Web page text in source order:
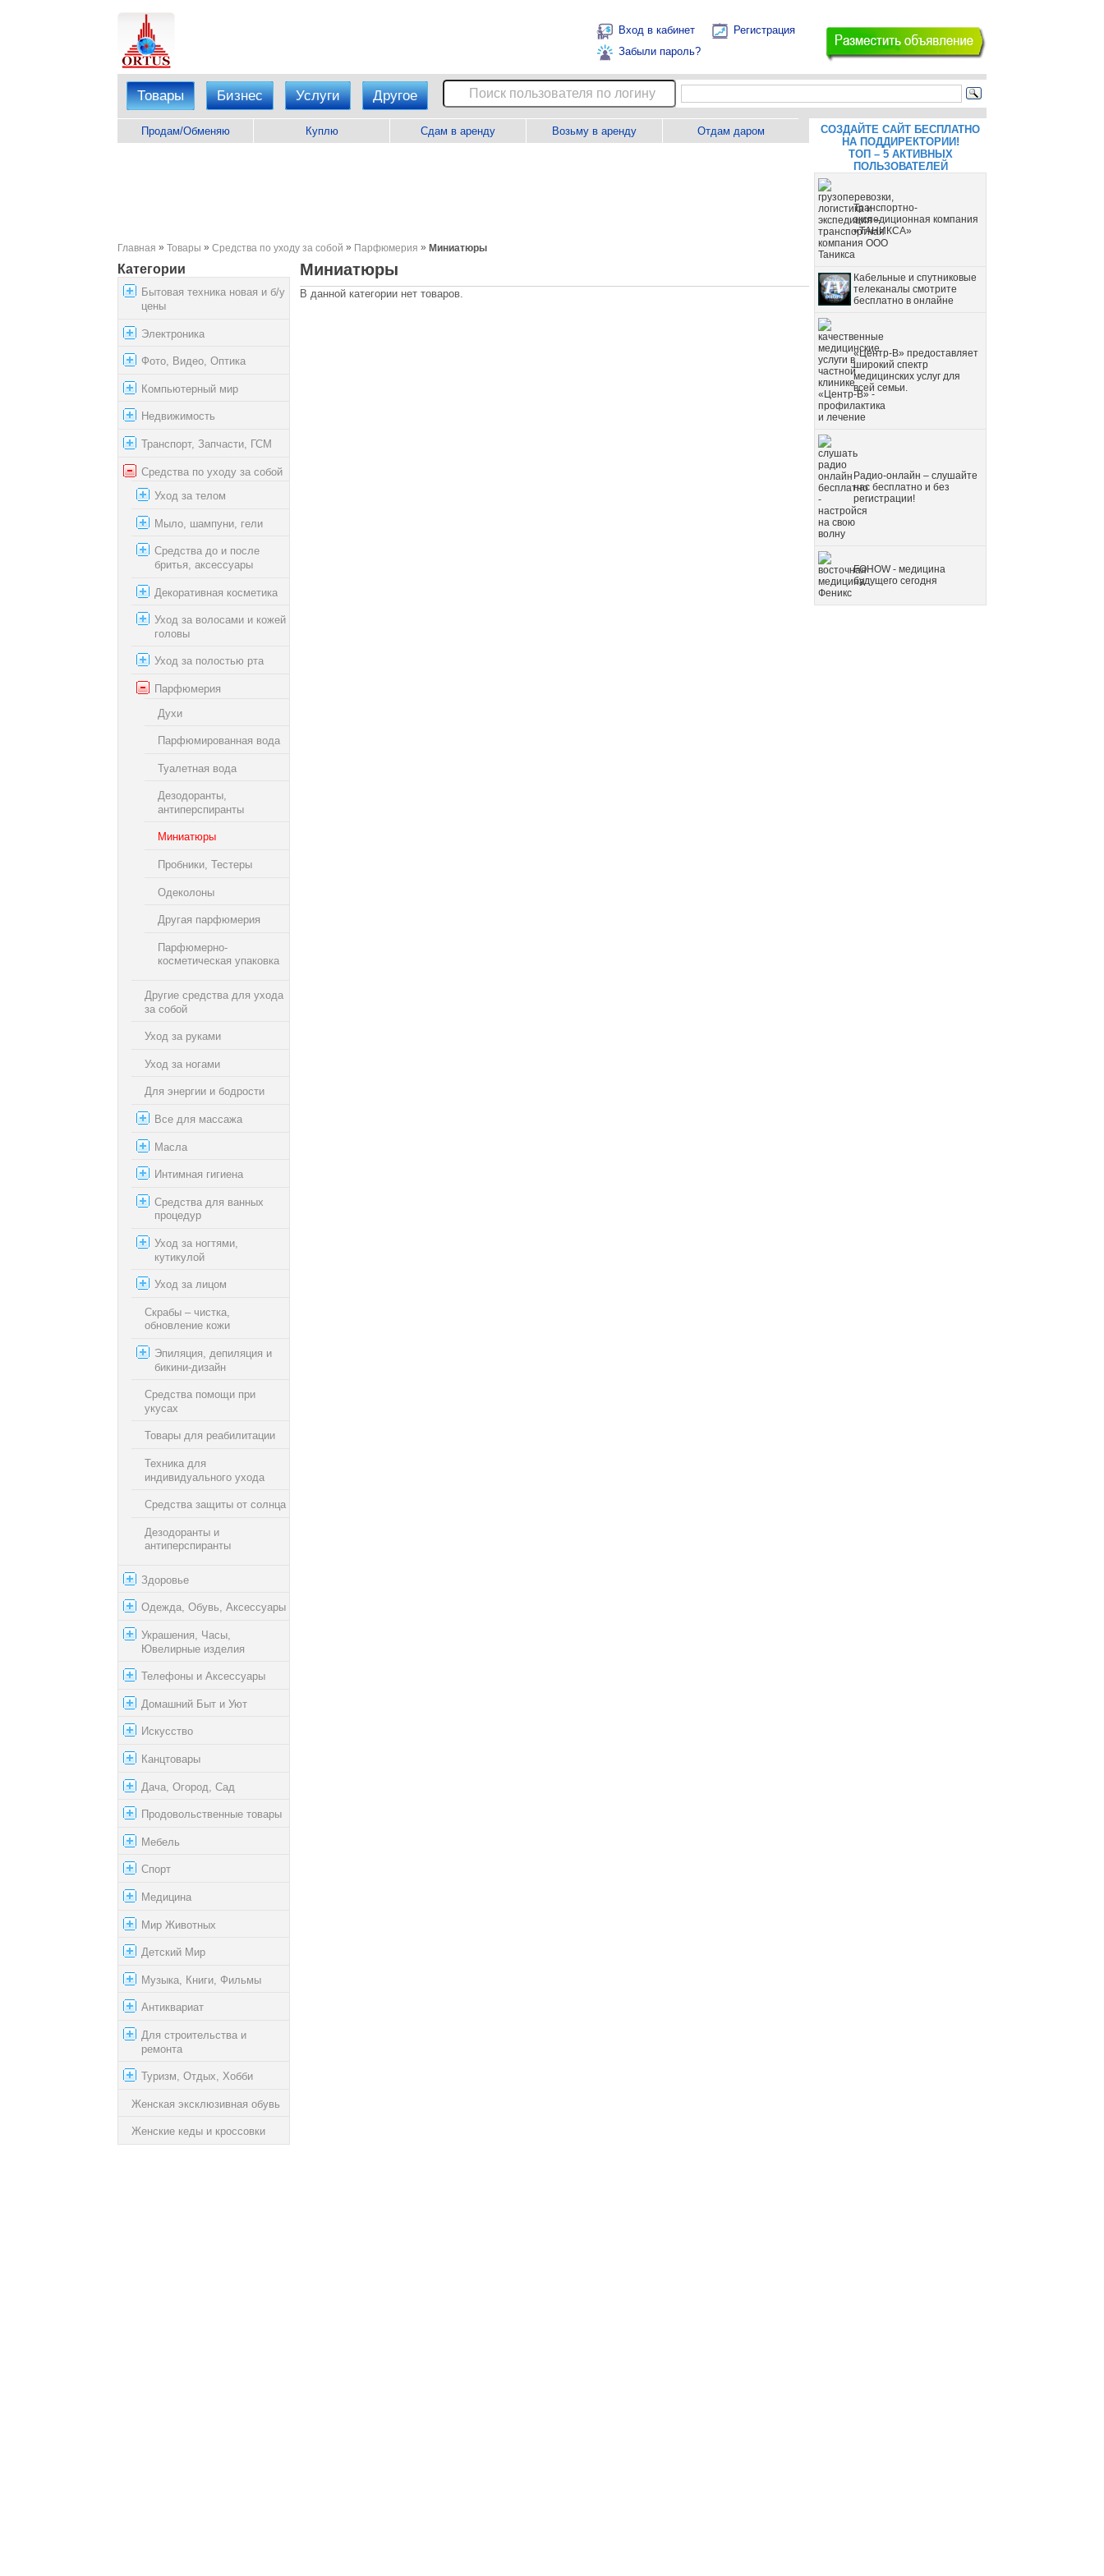
Вход в кабинет
Регистрация
Забыли пароль?
Товары Бизнес Услуги Другое
Продам/Обменяю Куплю Сдам в аренду Возьму в аренду Отдам даром
Главная » Товары » Средства по уходу за собой » Парфюмерия » Миниатюры
Категории
Бытовая техника новая и б/у
цены
Электроника
Фото, Видео, Оптика
Компьютерный мир
Недвижимость
Транспорт, Запчасти, ГСМ
Средства по уходу за собой
Уход за телом
Мыло, шампуни, гели
Средства до и после
бритья, аксессуары
Декоративная косметика
Уход за волосами и кожей
головы
Уход за полостью рта
Парфюмерия
Духи
Парфюмированная вода
Туалетная вода
Дезодоранты,
антиперспиранты
Миниатюры
Пробники, Тестеры
Одеколоны
Другая парфюмерия
Парфюмерно-
косметическая упаковка
Другие средства для ухода
за собой
Уход за руками
Уход за ногами
Для энергии и бодрости
Все для массажа
Масла
Интимная гигиена
Средства для ванных
процедур
Уход за ногтями,
кутикулой
Уход за лицом
Скрабы – чистка,
обновление кожи
Эпиляция, депиляция и
бикини-дизайн
Средства помощи при
укусах
Товары для реабилитации
Техника для
индивидуального ухода
Средства защиты от солнца
Дезодоранты и
антиперспиранты
Здоровье
Одежда, Обувь, Аксессуары
Украшения, Часы,
Ювелирные изделия
Телефоны и Аксессуары
Домашний Быт и Уют
Искусство
Канцтовары
Дача, Огород, Сад
Продовольственные товары
Мебель
Спорт
Медицина
Мир Животных
Детский Мир
Музыка, Книги, Фильмы
Антиквариат
Для строительства и
ремонта
Туризм, Отдых, Хобби
Женская эксклюзивная обувь
Женские кеды и кроссовки
Миниатюры
В данной категории нет товаров.
СОЗДАЙТЕ САЙТ БЕСПЛАТНО
НА ПОДДИРЕКТОРИИ!
ТОП – 5 АКТИВНЫХ
ПОЛЬЗОВАТЕЛЕЙ
Транспортно-
экспедиционная компания
«ТАНИКСА»
Кабельные и спутниковые
телеканалы смотрите
бесплатно в онлайне
«Центр-В» предоставляет
широкий спектр
медицинских услуг для
всей семьи.
Радио-онлайн – слушайте
нас бесплатно и без
регистрации!
FOHOW - медицина
будущего сегодня